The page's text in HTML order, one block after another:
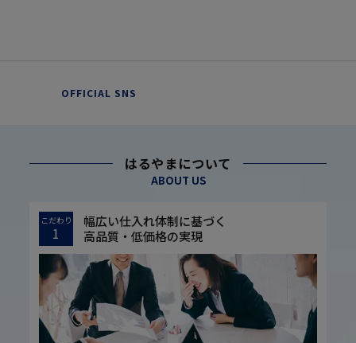
OFFICIAL SNS
はるやまについて
ABOUT US
こだわり
1
幅広い仕入れ体制に基づく
高品質・低価格の実現